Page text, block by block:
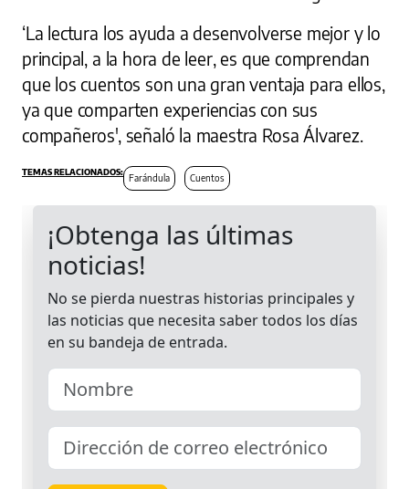
‘La lectura los ayuda a desenvolverse mejor y lo
principal, a la hora de leer, es que comprendan
que los cuentos son una gran ventaja para ellos,
ya que comparten experiencias con sus
compañeros', señaló la maestra Rosa Álvarez.
Farándula Cuentos